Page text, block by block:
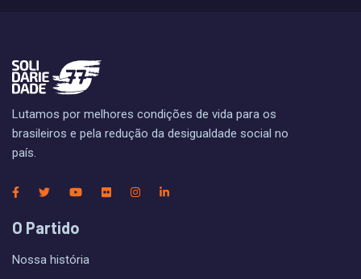
Lutamos por melhores condições de vida para os
brasileiros e pela redução da desigualdade social no
país.
O Partido
Nossa história